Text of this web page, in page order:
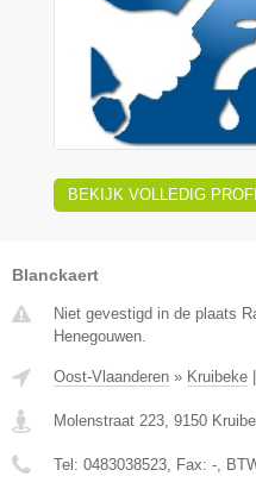
BEKIJK VOLLEDIG
Blanckaert
Niet gevestigd in de plaats
Henegouwen.
Oost-Vlaanderen » Kruibeke
Molenstraat 223 9150
Tel: 0483038523 , Fax: - ,